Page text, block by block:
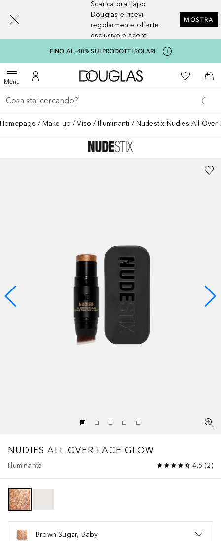
Scarica ora l'app
Douglas e ricevi
regolarmente offerte
esclusive e sconti
MOSTRA
FINO AL -40% SUI PRODOTTI SOLARI
MenuApri menuAl Mio Account
A Douglas HomeAlla Mia
Al
Torna indietro
Esegui ricerca
Homepage Make up Viso Illuminanti Nudestix Nudies All Over
NUDIES ALL OVER FACE GLOW
Illuminante 4.5 (2)
Brown Sugar, Baby
[navigation.slideout.screenreader]